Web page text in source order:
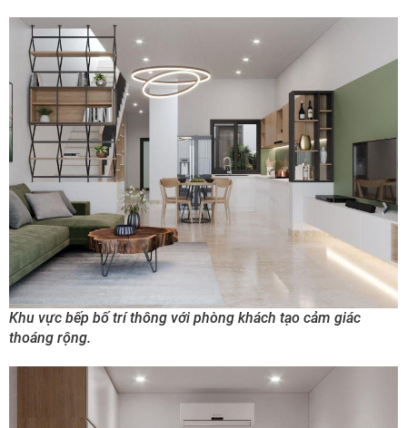
Khu vực bếp bố trí thông với phòng khách tạo cảm giác
thoáng rộng.